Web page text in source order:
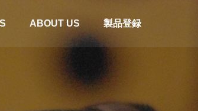
ABOUT US 製品登録